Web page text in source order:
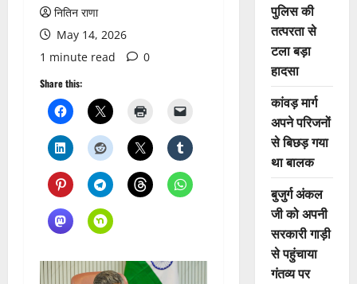
नितिन राणा
May 14, 2026
1 minute read
0
Share this:
पुलिस की
तत्परता से
टला बड़ा
हादसा
कांवड़ मार्ग
अपने परिजनों
से बिछड़ गया
था बालक
बुजुर्ग अंकल
जी को अपनी
सरकारी गाड़ी
से पहुंचाया
गंतव्य पर